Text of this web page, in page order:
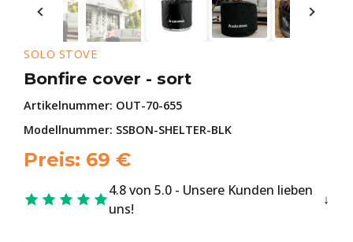
SOLO STOVE
Bonfire cover - sort
Artikelnummer: OUT-70-655
Modellnummer: SSBON-SHELTER-BLK
Preis: 69 €
4.8 von 5.0 - Unsere Kunden lieben
uns!